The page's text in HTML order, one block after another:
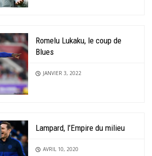
Romelu Lukaku, le coup de
Blues
JANVIER 3, 2022
Lampard, l’Empire du milieu
AVRIL 10, 2020